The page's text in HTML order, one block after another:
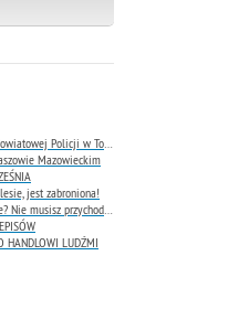
Powiatowe Obchody Święta Policji w Komendzie Powiatowej Policji w Tomaszowie Mazowieckim
Mazowieckim
jest zabroniona!
Chcesz zgłosić Policji przestępstwo lub wykroczenie? Nie musisz przychodzić do komendy !
HANDLOWI LUDŹMI